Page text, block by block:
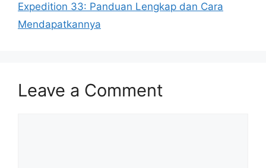
Expedition 33: Panduan Lengkap dan Cara
Mendapatkannya
Leave a Comment